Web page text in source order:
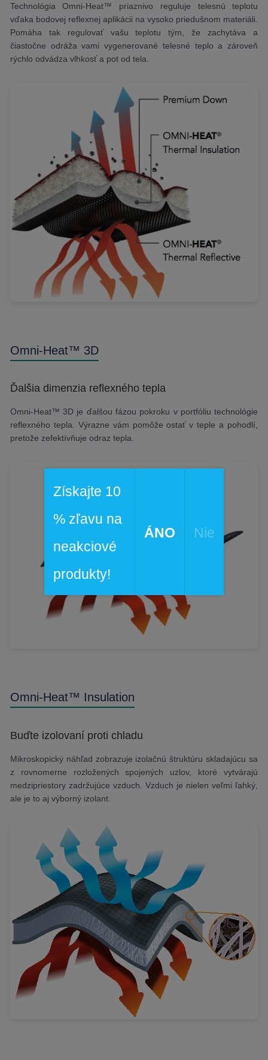
Technológia Omni-Heat™ priaznivo reguluje telesnú teplotu
vďaka bodovej reflexnej aplikácii na vysoko priedušnom materiáli.
Pomáha tak regulovať vašu teplotu tým, že zachytáva a
čiastočne odráža vami vygenerované telesné teplo a zároveň
rýchlo odvádza vlhkosť a pot od tela.
Omni-Heat™ 3D
Ďalšia dimenzia reflexného tepla
Omni-Heat™ 3D je ďalšou fázou pokroku v portfóliu technológie
reflexného tepla. Výrazne vám pomôže ostať v teple a pohodlí,
pretože zefektívňuje odraz tepla.
Omni-Heat™ Insulation
Buďte izolovaní proti chladu
Mikroskopický náhľad zobrazuje izolačnú štruktúru skladajúcu sa
z rovnomerne rozložených spojených uzlov, ktoré vytvárajú
medzipriestory zadržujúce vzduch. Vzduch je nielen veľmi ľahký,
ale je to aj výborný izolant.
Získajte 10
% zľavu na
neakciové
produkty!
ÁNO Nie